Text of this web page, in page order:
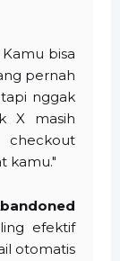
bisa
pernah
nggak
X masih
kamu."
efektif
otomatis